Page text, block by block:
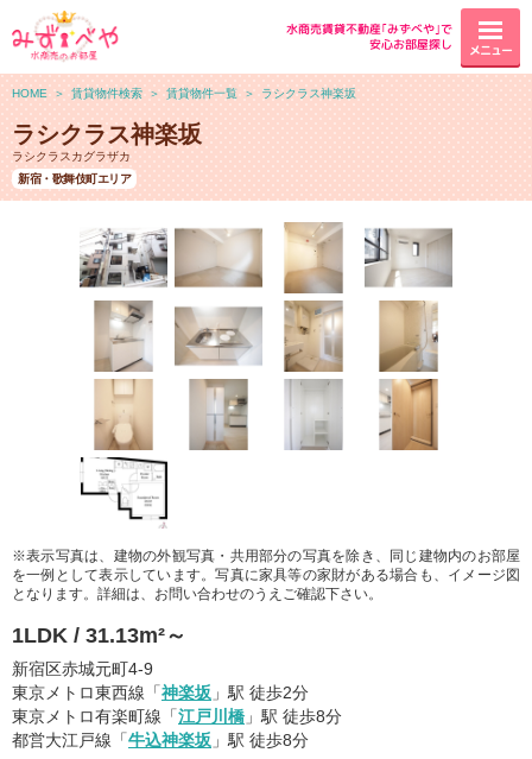
水商売賃貸不動産｢みずべや｣で
安心お部屋探し
メニュー
HOME ＞ 賃貸物件検索 ＞ 賃貸物件一覧 ＞ ラシクラス神楽坂
ラシクラス神楽坂
ラシクラスカグラザカ
新宿・歌舞伎町エリア
※表示写真は、建物の外観写真・共用部分の写真を除き、同じ建物内のお部屋
を一例として表示しています。写真に家具等の家財がある場合も、イメージ図
となります。詳細は、お問い合わせのうえご確認下さい。
1LDK / 31.13m²～
新宿区赤城元町4-9
東京メトロ東西線「神楽坂 」駅 徒歩2分
東京メトロ有楽町線「江戸川橋 」駅 徒歩8分
都営大江戸線「牛込神楽坂 」駅 徒歩8分